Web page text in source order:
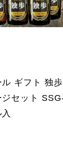
ギフト 独
セット